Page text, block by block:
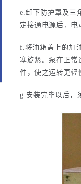
e.卸下防护罩及三
定接通电源后，电
f.将油箱盖上的加
塞旋紧。泵在正常
件，使之运转更轻
g.安装完毕以后，